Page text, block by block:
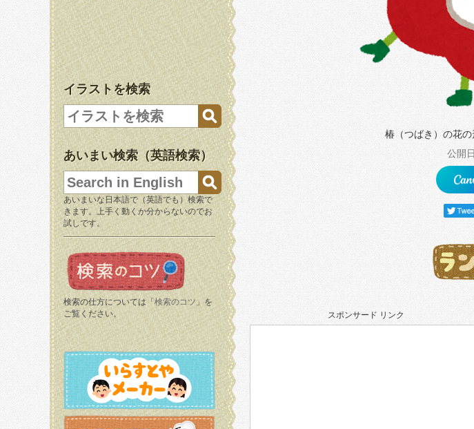
イラストを検索
あいまい検索（英語検索）
あいまいな日本語で（英語でも）検索で
きます。上手く動くか分からないのでお
試しです。
検索の仕方については「 検索のコツ 」を
ご覧ください。
椿（つばき）の花の
公開
スポンサード リンク